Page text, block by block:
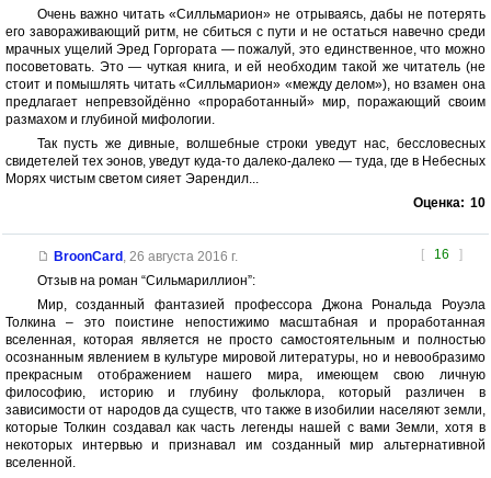
Очень важно читать «Силльмарион» не отрываясь, дабы не потерять
его завораживающий ритм, не сбиться с пути и не остаться навечно среди
мрачных ущелий Эред Горгората — пожалуй, это единственное, что можно
посоветовать. Это — чуткая книга, и ей необходим такой же читатель (не
стоит и помышлять читать «Силльмарион» «между делом»), но взамен она
предлагает непревзойдённо «проработанный» мир, поражающий своим
размахом и глубиной мифологии.
Так пусть же дивные, волшебные строки уведут нас, бессловесных
свидетелей тех эонов, уведут куда-то далеко-далеко — туда, где в Небесных
Морях чистым светом сияет Эарендил...
Оценка: 10
[ 16 ]
BroonCard , 26 августа 2016 г.
Отзыв на роман “Сильмариллион”:
Мир, созданный фантазией профессора Джона Рональда Роуэла
Толкина – это поистине непостижимо масштабная и проработанная
вселенная, которая является не просто самостоятельным и полностью
осознанным явлением в культуре мировой литературы, но и невообразимо
прекрасным отображением нашего мира, имеющем свою личную
философию, историю и глубину фольклора, который различен в
зависимости от народов да существ, что также в изобилии населяют земли,
которые Толкин создавал как часть легенды нашей с вами Земли, хотя в
некоторых интервью и признавал им созданный мир альтернативной
вселенной.